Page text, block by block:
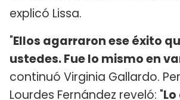
explicó Lissa.
"Ellos agarraron ese éxito
ustedes. Fue lo mismo en
continuó Virginia Gallardo.
Lourdes Fernández reveló: "